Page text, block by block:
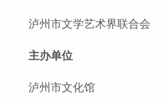
泸州市文学艺术界联合会
主办单位
泸州市文化馆